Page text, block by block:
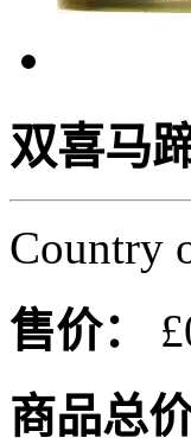
双喜马
Country
售价：
商品总